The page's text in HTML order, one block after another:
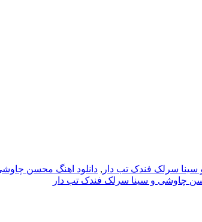
سرلک فندک تب دار , دانلود اهنگ محسن
چاوشی و سینا سرلک فندک تب دار